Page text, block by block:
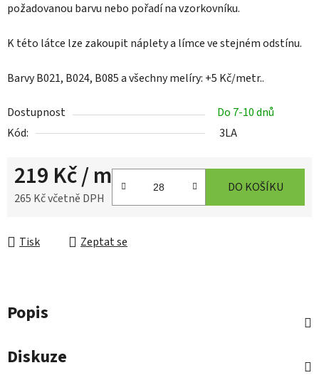
požadovanou barvu nebo pořadí na vzorkovníku.
K této látce lze zakoupit náplety a límce ve stejném odstínu.
Barvy B021, B024, B085 a všechny melíry: +5 Kč/metr..
Dostupnost
Do 7-10 dnů
Kód:
3LA
219 Kč/ m
265 Kč včetně DPH
DO KOŠÍKU
Tisk Zeptat se
Popis
Diskuze